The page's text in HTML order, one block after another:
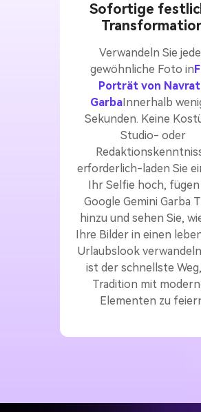
Sofortige
Verwandeln Sie
gewöhnliche Foto in
Porträt von
GarbaInnerhalb
Sekunden. Keine
Studio- oder
erforderlich-laden Sie
Ihr Selfie hoch, fügen
Google Gemini Garba
hinzu und sehen Sie,
Ihre Bilder in einen
Urlaubslook
ist der schnellste
Tradition mit
Elementen zu